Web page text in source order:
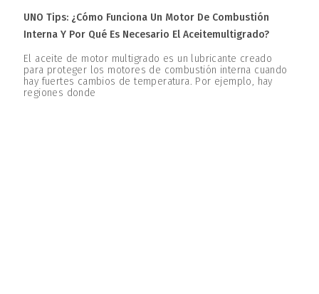
UNO Tips: ¿Cómo Funciona Un Motor De Combustión
Interna Y Por Qué Es Necesario El Aceitemultigrado?
El aceite de motor multigrado es un lubricante creado
para proteger los motores de combustión interna cuando
hay fuertes cambios de temperatura. Por ejemplo, hay
regiones donde